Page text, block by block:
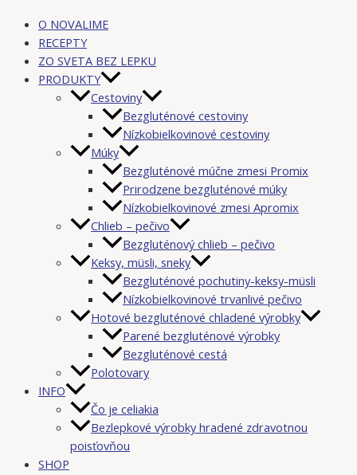
O NOVALIME
RECEPTY
ZO SVETA BEZ LEPKU
PRODUKTY
Cestoviny
Bezgluténové cestoviny
Nízkobielkovinové cestoviny
Múky
Bezgluténové múčne zmesi Promix
Prirodzene bezgluténové múky
Nízkobielkovinové zmesi Apromix
Chlieb – pečivo
Bezgluténový chlieb – pečivo
Keksy, müsli, sneky
Bezgluténové pochutiny-keksy-müsli
Nízkobielkovinové trvanlivé pečivo
Hotové bezgluténové chladené výrobky
Parené bezgluténové výrobky
Bezgluténové cestá
Polotovary
INFO
Čo je celiakia
Bezlepkové výrobky hradené zdravotnou
poisťovňou
SHOP